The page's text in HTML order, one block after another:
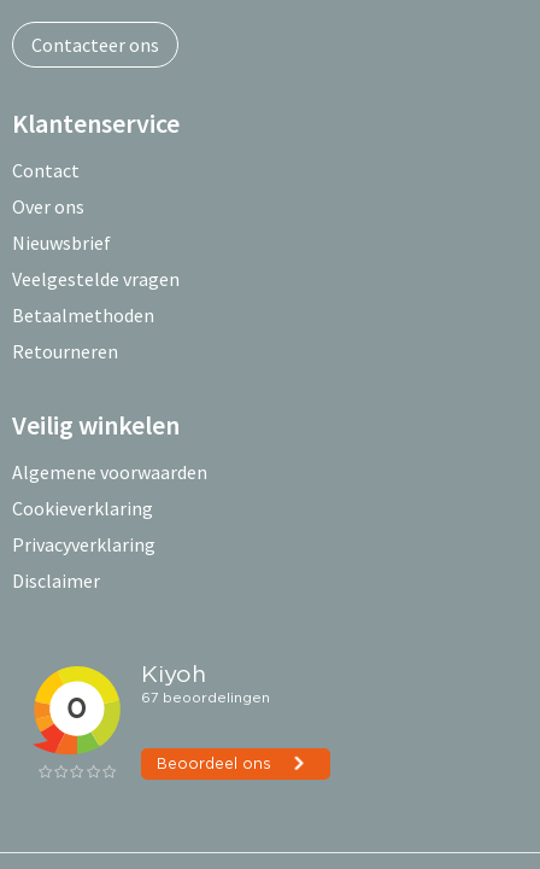
Contacteer ons
Klantenservice
Contact
Over ons
Nieuwsbrief
Veelgestelde vragen
Betaalmethoden
Retourneren
Veilig winkelen
Algemene voorwaarden
Cookieverklaring
Privacyverklaring
Disclaimer